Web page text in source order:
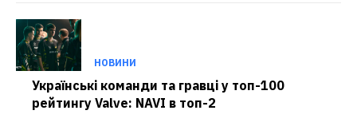
НОВИНИ
Українські команди та гравці у топ-100
рейтингу Valve: NAVI в топ-2